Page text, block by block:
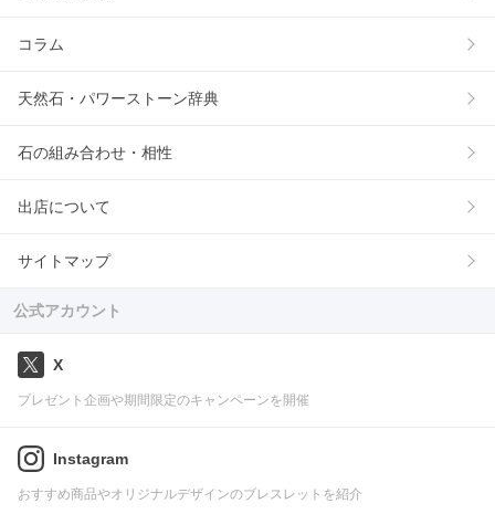
コラム
天然石・パワーストーン辞典
石の組み合わせ・相性
出店について
サイトマップ
公式アカウント
X
プレゼント企画や期間限定のキャンペーンを開催
Instagram
おすすめ商品やオリジナルデザインのブレスレットを紹介